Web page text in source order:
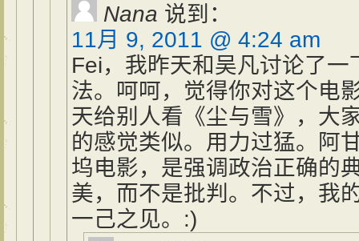
Nana 说到：
11月 9, 2011 @ 4:24 am
Fei，我昨天和吴凡讨论了
法。呵呵，觉得你对这个电
天给别人看《尘与雪》，大
的感觉类似。用力过猛。阿
坞电影，是强调政治正确的
美，而不是批判。不过，我
一己之见。:)